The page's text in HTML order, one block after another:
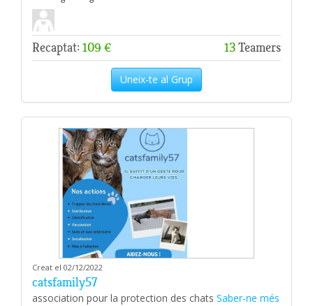
Recaptat: 109 € 13Teamers
Uneix-te al Grup
Creat el 02/12/2022
catsfamily57
association pour la protection des chats Saber-ne més